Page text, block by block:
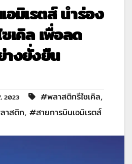
อมิเรตส์ นำร่อง
เคิล เพื่อลด
งยั่งยืน
2023 #พลาสติกรีไซเคิล,
าสติก, #สายการบินเอมิเรตส์